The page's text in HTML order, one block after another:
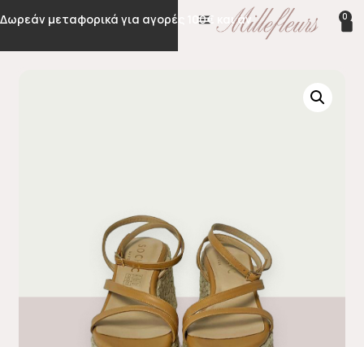
Δωρεάν μεταφορικά για αγορές 100€ και άνω 0